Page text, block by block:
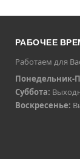
РАБОЧЕЕ
Работаем для
Понедельник-
Суббота:
Воскресенье: